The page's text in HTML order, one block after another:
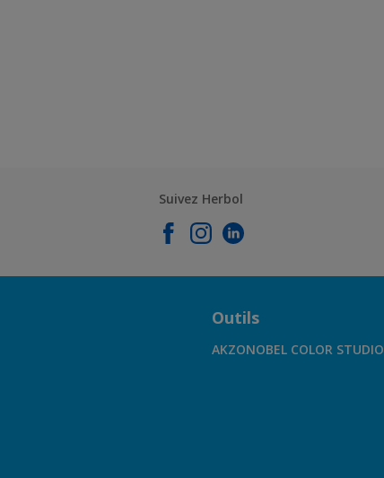
Suivez Herbol
Outils
AKZONOBEL COLOR STUDIO